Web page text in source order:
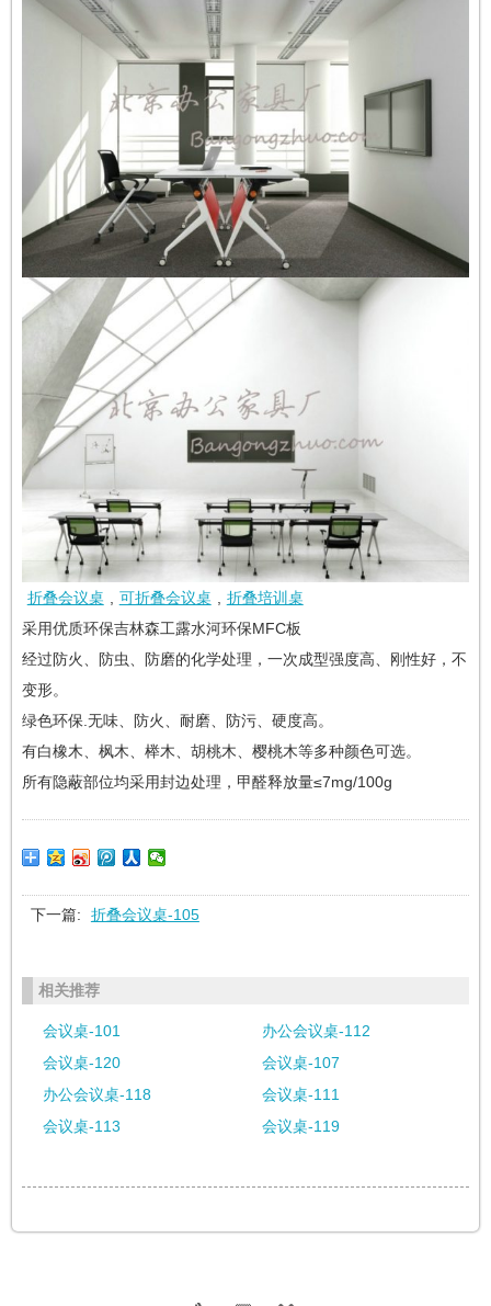
折叠会议桌 , 可折叠会议桌 , 折叠培训桌
采用优质环保吉林森工露水河环保MFC板
经过防火、防虫、防磨的化学处理，一次成型强度高、刚性好，不
变形。
绿色环保.无味、防火、耐磨、防污、硬度高。
有白橡木、枫木、榉木、胡桃木、樱桃木等多种颜色可选。
所有隐蔽部位均采用封边处理，甲醛释放量≤7mg/100g
下一篇: 折叠会议桌-105
相关推荐
会议桌-101
办公会议桌-112
会议桌-120
会议桌-107
办公会议桌-118
会议桌-111
会议桌-113
会议桌-119